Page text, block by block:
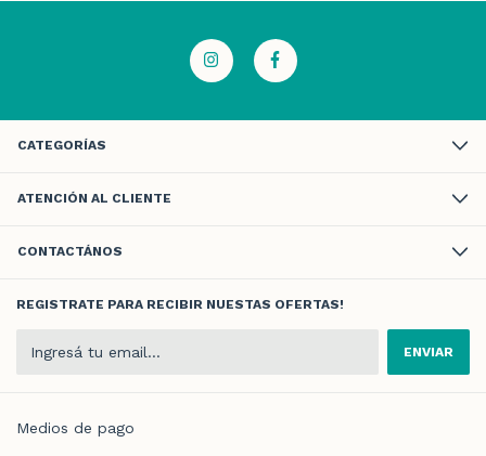
CATEGORÍAS
ATENCIÓN AL CLIENTE
CONTACTÁNOS
REGISTRATE PARA RECIBIR NUESTAS OFERTAS!
Medios de pago